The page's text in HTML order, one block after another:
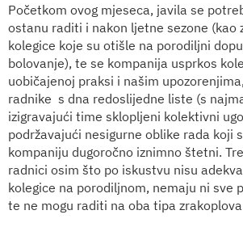
Početkom ovog mjeseca, javila se
ostanu raditi i nakon ljetne sezone (kao
kolegice koje su otišle na porodiljni
bolovanje), te se kompanija usprkos
uobičajenoj praksi i našim
radnike s dna redoslijedne liste (s
izigravajući time sklopljeni kolektivni
podržavajući nesigurne oblike rada koji
kompaniju dugoročno iznimno štetni.
radnici osim što po iskustvu nisu
kolegice na porodiljnom, nemaju ni sve
te ne mogu raditi na oba tipa